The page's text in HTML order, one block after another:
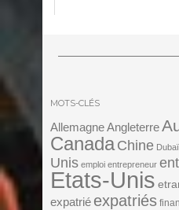
MOTS-CLÉS
Allemagne Angleterre
Canada Chine Dubaï
Unis emploi entrepreneur
Etats-Unis
expatrié expatriés